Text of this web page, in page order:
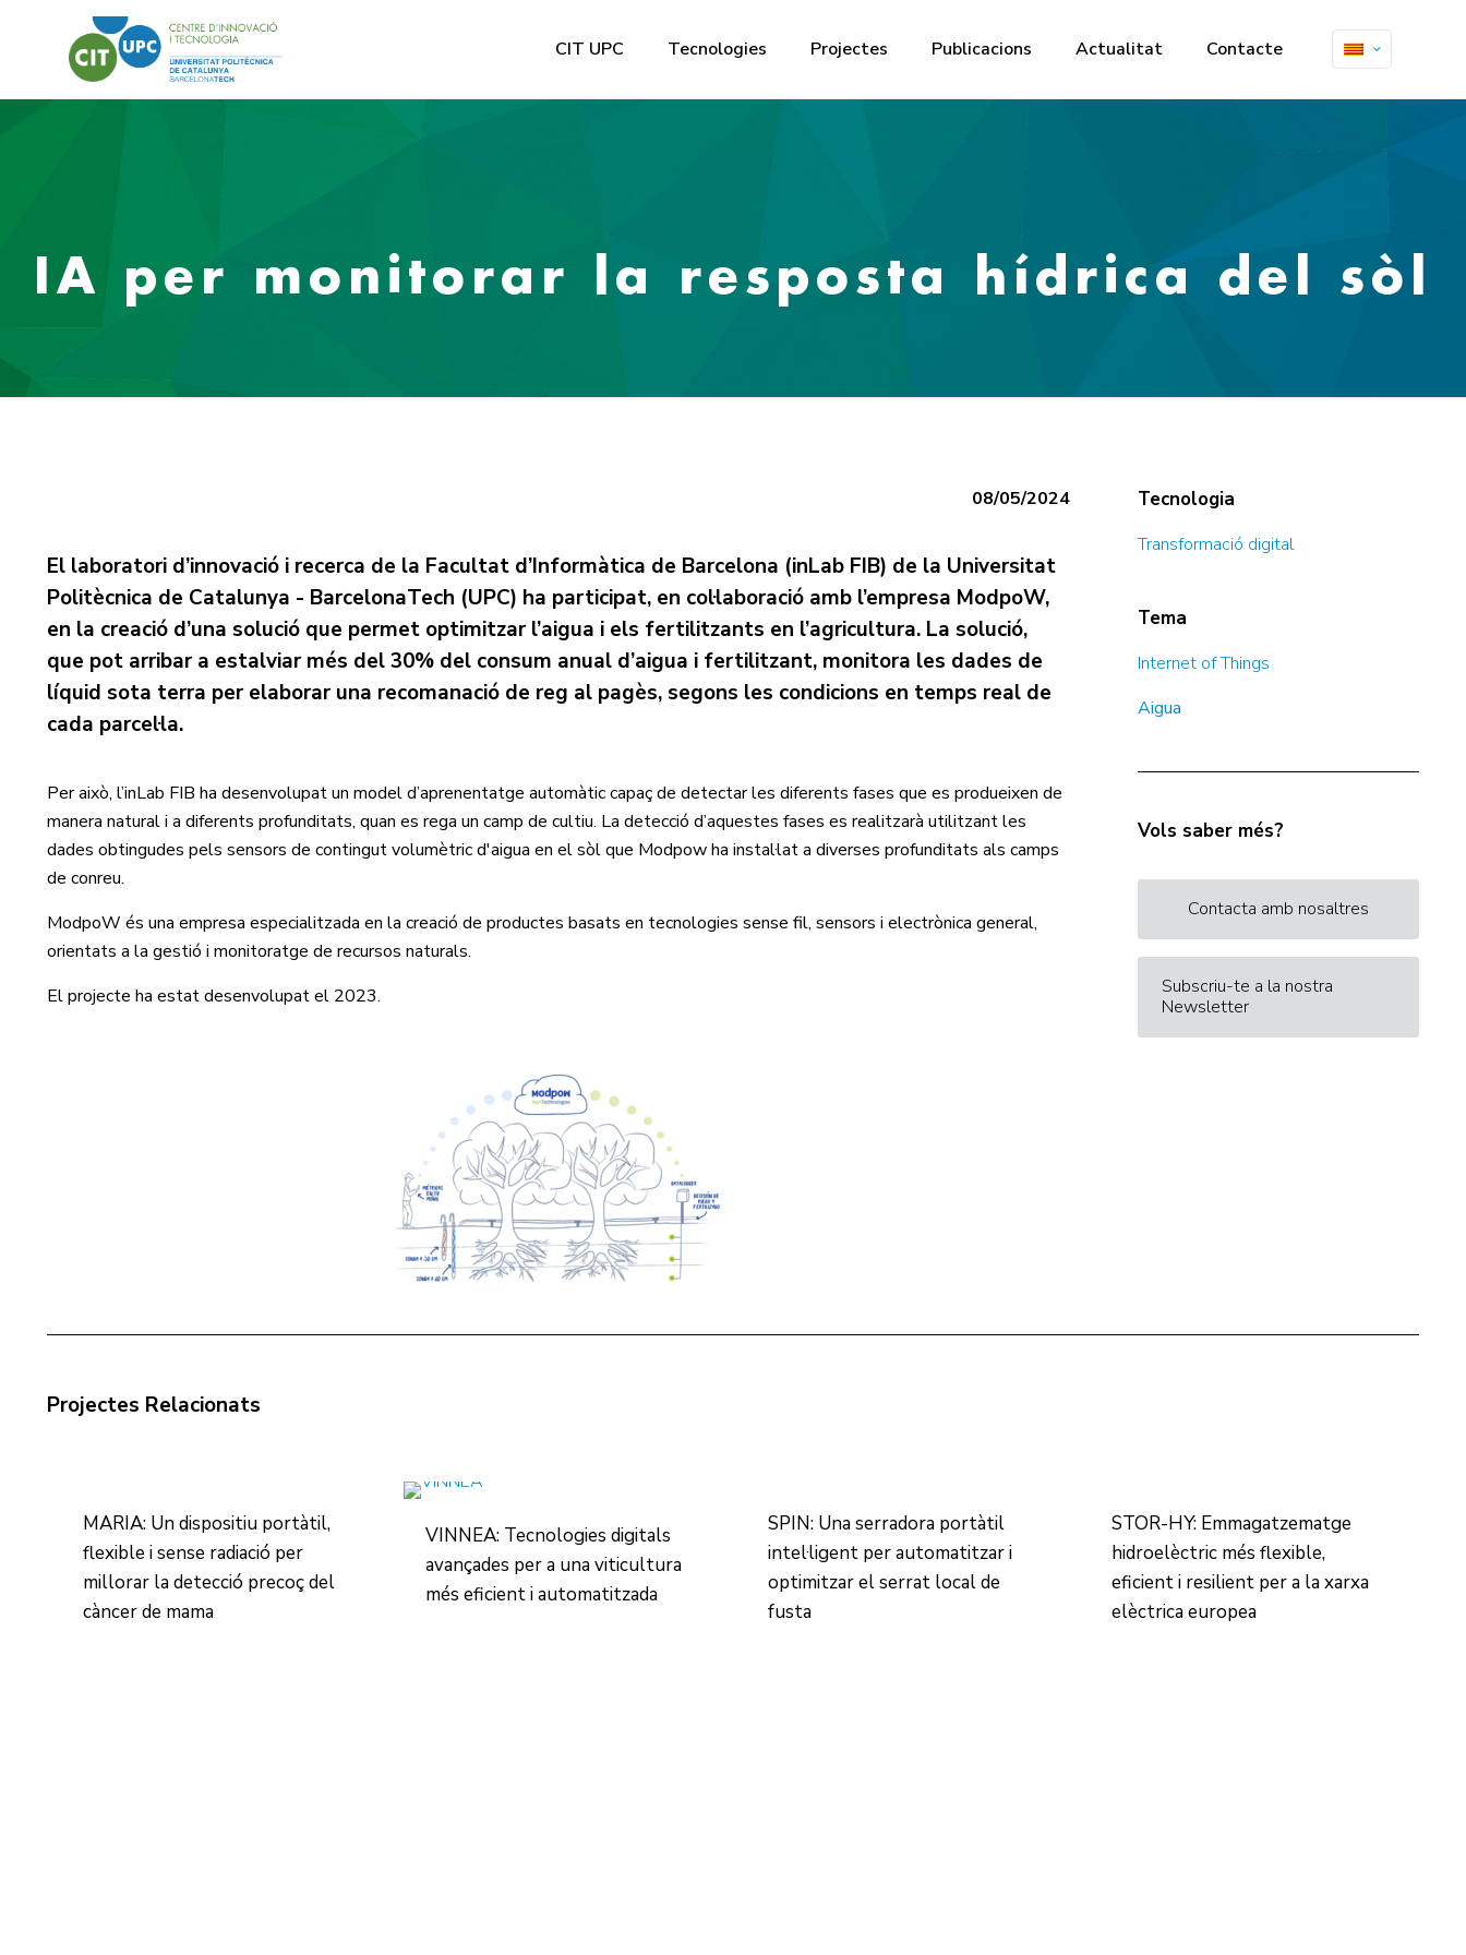
CIT UPC Tecnologies Projectes Publicacions Actualitat Contacte
IA per monitorar la resposta hídrica del sòl
08/05/2024
El laboratori d’innovació i recerca de la Facultat d’Informàtica de Barcelona (inLab FIB) de la Universitat
Politècnica de Catalunya - BarcelonaTech (UPC) ha participat, en col·laboració amb l’empresa ModpoW,
en la creació d’una solució que permet optimitzar l’aigua i els fertilitzants en l’agricultura. La solució,
que pot arribar a estalviar més del 30% del consum anual d’aigua i fertilitzant, monitora les dades de
líquid sota terra per elaborar una recomanació de reg al pagès, segons les condicions en temps real de
cada parcel·la.
Per això, l’inLab FIB ha desenvolupat un model d’aprenentatge automàtic capaç de detectar les diferents fases que es produeixen de
manera natural i a diferents profunditats, quan es rega un camp de cultiu. La detecció d’aquestes fases es realitzarà utilitzant les
dades obtingudes pels sensors de contingut volumètric d'aigua en el sòl que Modpow ha instal·lat a diverses profunditats als camps
de conreu.
ModpoW és una empresa especialitzada en la creació de productes basats en tecnologies sense fil, sensors i electrònica general,
orientats a la gestió i monitoratge de recursos naturals.
El projecte ha estat desenvolupat el 2023.
Tecnologia
Transformació digital
Tema
Internet of Things
Aigua
Vols saber més?
Contacta amb nosaltres
Subscriu-te a la nostra
Newsletter
Projectes Relacionats
MARIA: Un dispositiu portàtil,
flexible i sense radiació per
millorar la detecció precoç del
càncer de mama
VINNEA: Tecnologies digitals
avançades per a una viticultura
més eficient i automatitzada
SPIN: Una serradora portàtil
intel·ligent per automatitzar i
optimitzar el serrat local de
fusta
STOR-HY: Emmagatzematge
hidroelèctric més flexible,
eficient i resilient per a la xarxa
elèctrica europea